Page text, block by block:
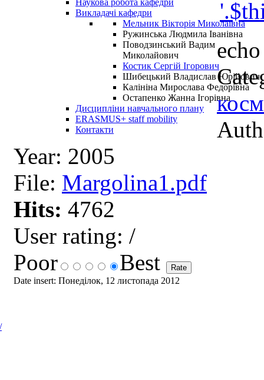
Наукова робота кафедри
Викладачі кафедри
Мельник Вікторія Миколаївна
Ружинська Людмила Іванівна
Поводзинський Вадим
Миколайович
Костик Сергій Ігорович
Шибецький Владислав Юрійович
Калініна Мирослава Федорівна
Остапенко Жанна Ігорівна
Дисципліни навчального плану
ERASMUS+ staff mobility
Контакти
Year: 2005
File: Margolina1.pdf
Hits: 4762
User rating: /
Poor
Best
Date insert: Понеділок, 12 листопада 2012